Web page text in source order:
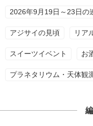
2026年9月19日～23日の
アジサイの見頃 リア
スイーツイベント お
プラネタリウム・天体観